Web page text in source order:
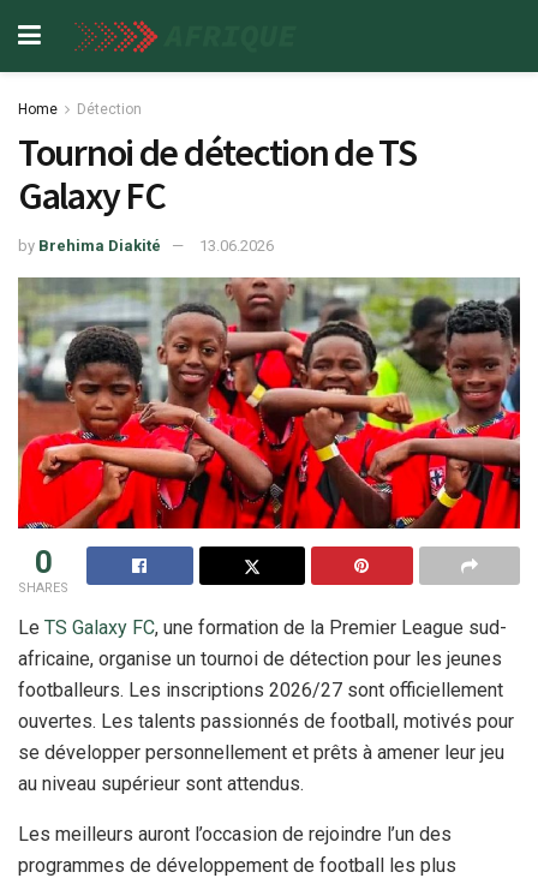
Home Détection
Tournoi de détection de TS
Galaxy FC
by Brehima Diakité 13.06.2026
0
SHARES
Le TS Galaxy FC, une formation de la Premier League sud-
africaine, organise un tournoi de détection pour les jeunes
footballeurs. Les inscriptions 2026/27 sont officiellement
ouvertes. Les talents passionnés de football, motivés pour
se développer personnellement et prêts à amener leur jeu
au niveau supérieur sont attendus.
Les meilleurs auront l’occasion de rejoindre l’un des
programmes de développement de football les plus